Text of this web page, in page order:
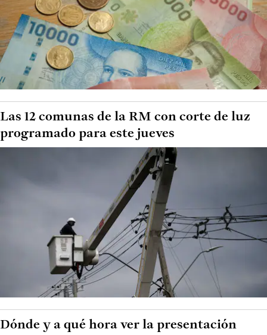
Las 12 comunas de la RM con corte de luz
programado para este jueves
Dónde y a qué hora ver la presentación